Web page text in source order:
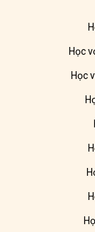
Học
Học